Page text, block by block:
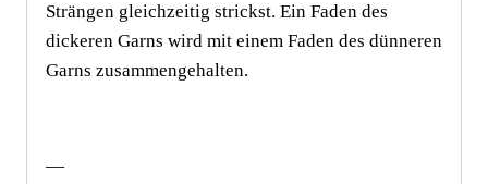
Strängen gleichzeitig strickst. Ein Faden des
dickeren Garns wird mit einem Faden des dünneren
Garns zusammengehalten.
—